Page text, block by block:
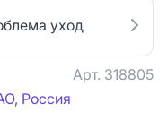
уход
Арт. 318805
Россия